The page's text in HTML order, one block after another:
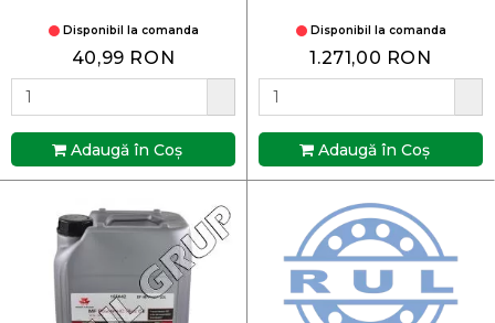
Disponibil la comanda
40,99 RON
Adaugă în Coş
Disponibil la comanda
1.271,00 RON
Adaugă în Coş